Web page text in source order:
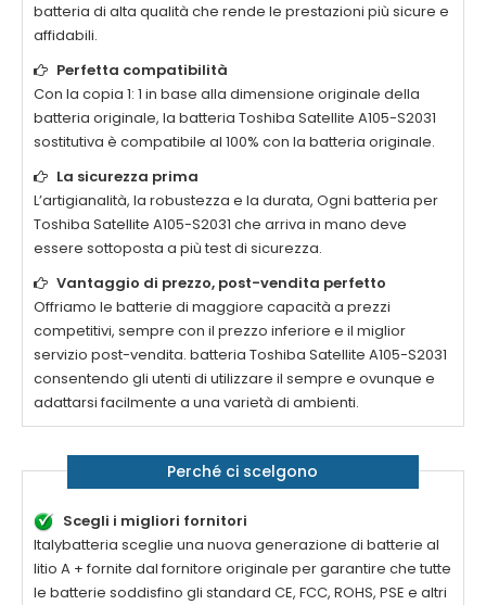
batteria di alta qualità che rende le prestazioni più sicure e
affidabili.
Perfetta compatibilità
Con la copia 1: 1 in base alla dimensione originale della
batteria originale, la batteria Toshiba Satellite A105-S2031
sostitutiva è compatibile al 100% con la batteria originale.
La sicurezza prima
L’artigianalità, la robustezza e la durata, Ogni batteria per
Toshiba Satellite A105-S2031 che arriva in mano deve
essere sottoposta a più test di sicurezza.
Vantaggio di prezzo, post-vendita perfetto
Offriamo le batterie di maggiore capacità a prezzi
competitivi, sempre con il prezzo inferiore e il miglior
servizio post-vendita. batteria Toshiba Satellite A105-S2031
consentendo gli utenti di utilizzare il sempre e ovunque e
adattarsi facilmente a una varietà di ambienti.
Perché ci scelgono
Scegli i migliori fornitori
Italybatteria sceglie una nuova generazione di batterie al
litio A + fornite dal fornitore originale per garantire che tutte
le batterie soddisfino gli standard CE, FCC, ROHS, PSE e altri